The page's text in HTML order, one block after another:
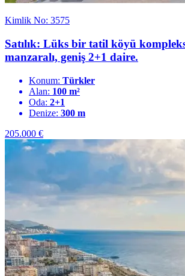
Kimlik No: 3575
Satılık: Lüks bir tatil köyü
manzaralı, geniş 2+1 daire.
Konum: Türkler
Alan: 100 m²
Oda: 2+1
Denize: 300 m
205.000 €